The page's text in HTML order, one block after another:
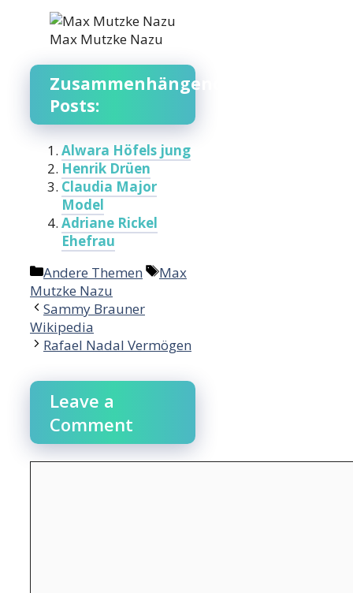
Max Mutzke Nazu
Zusammenhängende
Posts:
Alwara Höfels jung
Henrik Drüen
Claudia Major
Model
Adriane Rickel
Ehefrau
Categories
Andere Themen Tags
Max
Mutzke Nazu
Sammy Brauner
Wikipedia
Rafael Nadal Vermögen
Leave a
Comment